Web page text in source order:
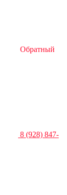
Обратный
8 (928) 847-